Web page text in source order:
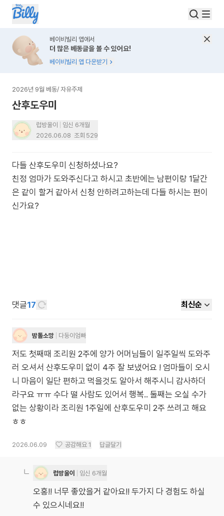
베이비빌리 앱에서
더 많은 베동글을 볼 수 있어요!
베이비빌리 앱 다운받기
2026년 9월 베동/ 자유주제
산후도우미
럽방울이
임신 6개월
2026.06.08 조회 529
다들 산후도우미 신청하셨나요?
친정 엄마가 도와주신다고 하시고 초반에는 남편이랑 1달간
은 같이 할거 같아서 신청 안하려고하는데 다들 하시는 편이
신가요?
댓글17 최신순
밤톨소망 다둥이엄빠
저도 첫째때 조리원 2주에 양가 어머님들이 일주일씩 도와주
러 오셔서 산후도우미 없이 4주 잘 보냈어요 ! 엄마들이 오시
니 마음이 일단 편하고 먹을것도 알아서 해주시니 감사하더
라구요 ㅠㅠ 수다 떨 사람도 있어서 행복.. 둘째는 오실 수가
없는 상황이라 조리원 1주일에 산후도우미 2주 쓰려고 해요
ㅎㅎ
2026.06.09 공감해요 1 답글달기
럽방울이 임신 6개월
오홍!! 너무 좋았을거 같아요!! 두가지 다 경험도 하실
수 있으시네요!!